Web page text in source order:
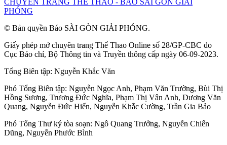
CHUYÊN TRANG THỂ THAO - BÁO SÀI GÒN GIẢI
PHÓNG
© Bản quyền Báo SÀI GÒN GIẢI PHÓNG.
Giấy phép mở chuyên trang Thể Thao Online số 28/GP-CBC do
Cục Báo chí, Bộ Thông tin và Truyền thông cấp ngày 06-09-2023.
Tổng Biên tập: Nguyễn Khắc Văn
Phó Tổng Biên tập: Nguyễn Ngọc Anh, Phạm Văn Trường, Bùi Thị
Hồng Sương, Trương Đức Nghĩa, Phạm Thị Vân Anh, Dương Văn
Quang, Nguyễn Đức Hiển, Nguyễn Khắc Cường, Trần Gia Bảo
Phó Tổng Thư ký tòa soạn: Ngô Quang Trưởng, Nguyễn Chiến
Dũng, Nguyễn Phước Bình